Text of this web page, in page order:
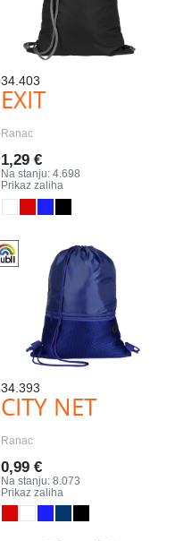
34.403
EXIT
Ranac
1,29 €
Na stanju: 4.698
Prikaz zaliha
34.393
CITY NET
Ranac
0,99 €
Na stanju: 8.073
Prikaz zaliha